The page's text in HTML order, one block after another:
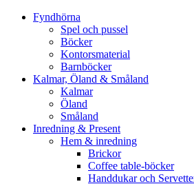
Fyndhörna
Spel och pussel
Böcker
Kontorsmaterial
Barnböcker
Kalmar, Öland & Småland
Kalmar
Öland
Småland
Inredning & Present
Hem & inredning
Brickor
Coffee table-böcker
Handdukar och